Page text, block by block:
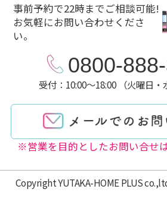
事前予約で22時までご相談可能!
お気軽にお問い合わせくださ
い。
0800-
受付：10:00～18:00 （火曜日・
※営業を目的としたお問い合せ
Copyright YUTAKA-HOME PLUS